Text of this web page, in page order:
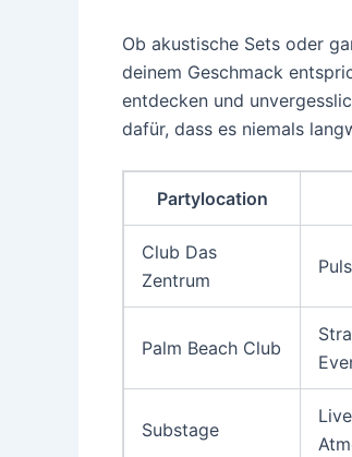
Ob akustische Sets oder
deinem Geschmack
entdecken und
dafür, dass es niemals
Partylocation
Club Das
Zentrum
Palm Beach Club
Substage